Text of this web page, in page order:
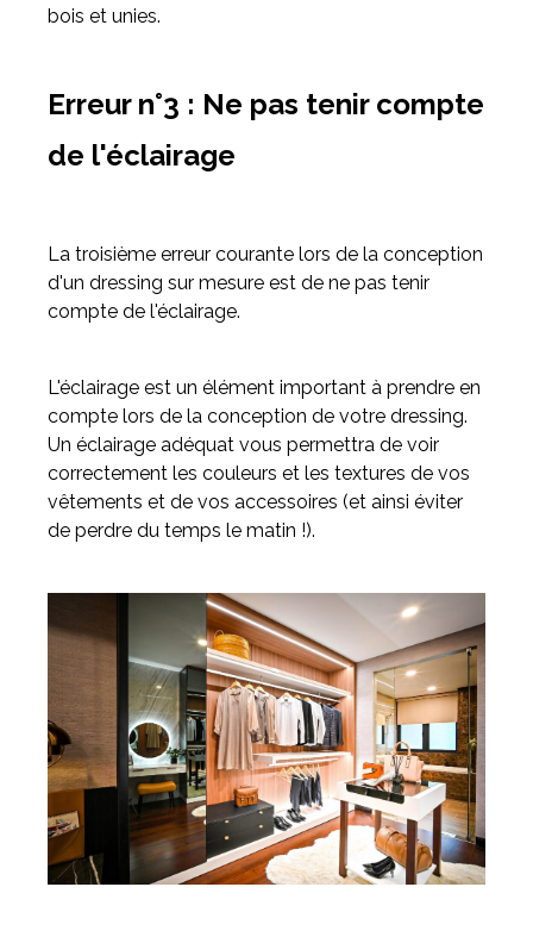
bois et unies.
Erreur n°3 : Ne pas tenir compte
de l'éclairage
La troisième erreur courante lors de la conception
d'un dressing sur mesure est de ne pas tenir
compte de l'éclairage.
L'éclairage est un élément important à prendre en
compte lors de la conception de votre dressing.
Un éclairage adéquat vous permettra de voir
correctement les couleurs et les textures de vos
vêtements et de vos accessoires (et ainsi éviter
de perdre du temps le matin !).